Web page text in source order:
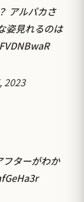
アルパカさ
姿見れるのは
2023
ターがわか